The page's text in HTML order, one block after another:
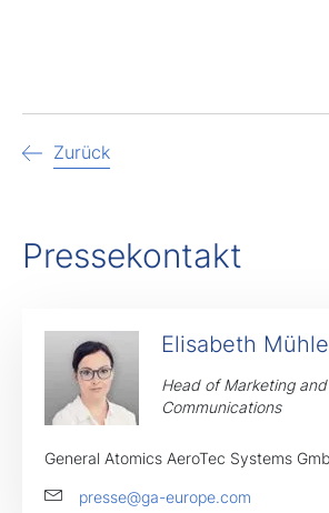
Zurück
Pressekontakt
Elisabeth Mühle
Head of Marketing and
Communications​
General Atomics AeroTec Systems
presse@ga-europe.com